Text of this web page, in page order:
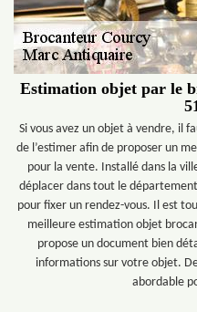
Estimation objet par le
Si vous avez un objet à vendre, il
de l’estimer afin de proposer un
pour la vente. Installé dans la
déplacer dans tout le
pour fixer un rendez-vous. Il est
meilleure estimation objet
propose un document bien
informations sur votre objet.
abordable